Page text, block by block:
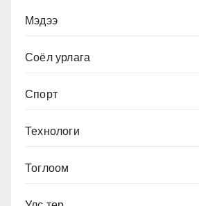
Мэдээ
Соёл урлага
Спорт
Технологи
Тоглоом